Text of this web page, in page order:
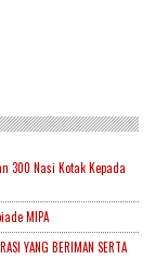
300 Nasi Kotak Kepada
MIPA
YANG BERIMAN SERTA